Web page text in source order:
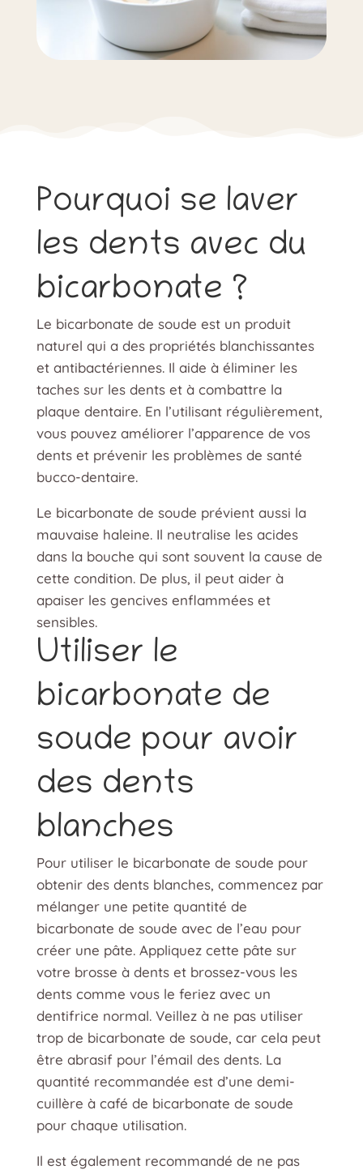
Pourquoi se laver
les dents avec du
bicarbonate ?
Le bicarbonate de soude est un produit
naturel qui a des propriétés blanchissantes
et antibactériennes. Il aide à éliminer les
taches sur les dents et à combattre la
plaque dentaire. En l’utilisant régulièrement,
vous pouvez améliorer l’apparence de vos
dents et prévenir les problèmes de santé
bucco-dentaire.
Le bicarbonate de soude prévient aussi la
mauvaise haleine. Il neutralise les acides
dans la bouche qui sont souvent la cause de
cette condition. De plus, il peut aider à
apaiser les gencives enflammées et
sensibles.
Utiliser le
bicarbonate de
soude pour avoir
des dents
blanches
Pour utiliser le bicarbonate de soude pour
obtenir des dents blanches, commencez par
mélanger une petite quantité de
bicarbonate de soude avec de l’eau pour
créer une pâte. Appliquez cette pâte sur
votre brosse à dents et brossez-vous les
dents comme vous le feriez avec un
dentifrice normal. Veillez à ne pas utiliser
trop de bicarbonate de soude, car cela peut
être abrasif pour l’émail des dents. La
quantité recommandée est d’une demi-
cuillère à café de bicarbonate de soude
pour chaque utilisation.
Il est également recommandé de ne pas